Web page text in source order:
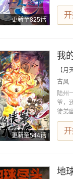
更新至825话
更新至544话
我
【月
古风
陆州
爷，
徒弟
地